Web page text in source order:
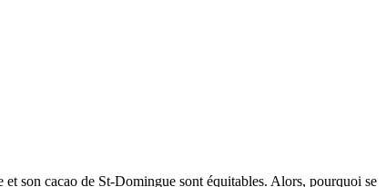
son cacao de St-Domingue sont équitables. Alors, pourquoi se